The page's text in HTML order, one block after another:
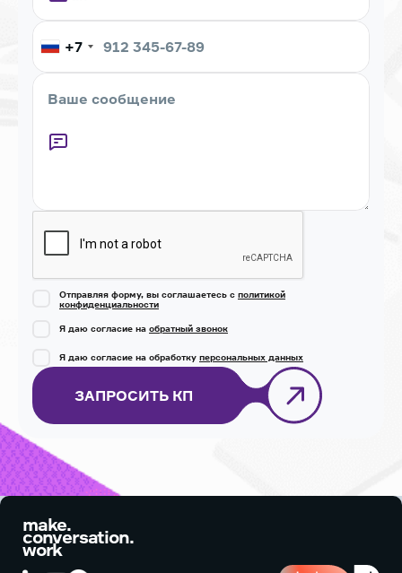
+7
Captcha
Отправляя форму, вы соглашаетесь с политикой
конфиденциальности
Я даю согласие на обратный звонок
Я даю согласие на обработку персональных данных
ЗАПРОСИТЬ КП
make.
conversation.
work